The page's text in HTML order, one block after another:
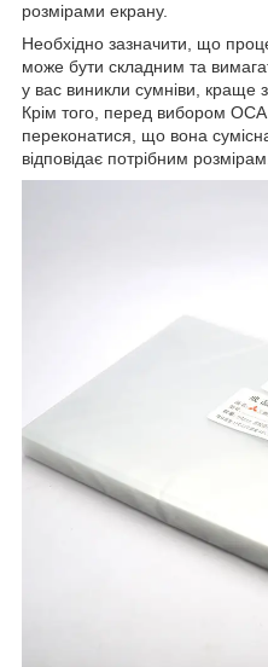
розмірами екрану.
Необхідно зазначити, що
може бути складним та
у вас виникли сумніви, краще
Крім того, перед вибором ОСА
переконатися, що вона
відповідає потрібним розмірам.